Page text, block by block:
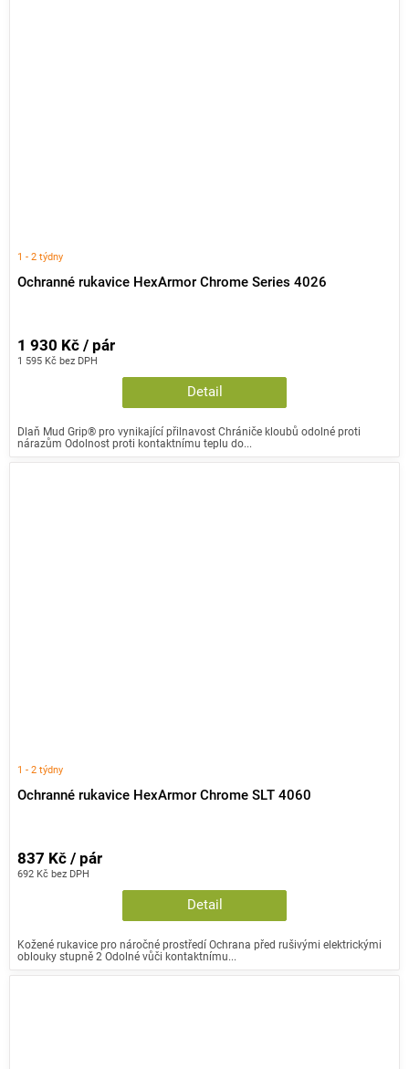
Ochranné rukavice HexArmor Chrome Series 4026
1 - 2 týdny
1 595 Kč bez DPH
1 930 Kč / pár
Detail
Dlaň Mud Grip® pro vynikající přilnavost Chrániče kloubů odolné proti
nárazům Odolnost proti kontaktnímu teplu do...
Ochranné rukavice HexArmor Chrome SLT 4060
1 - 2 týdny
692 Kč bez DPH
837 Kč / pár
Detail
Kožené rukavice pro náročné prostředí Ochrana před rušivými elektrickými
oblouky stupně 2 Odolné vůči kontaktnímu...